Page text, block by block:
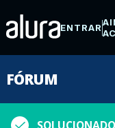
ENTRAR
FÓRUM